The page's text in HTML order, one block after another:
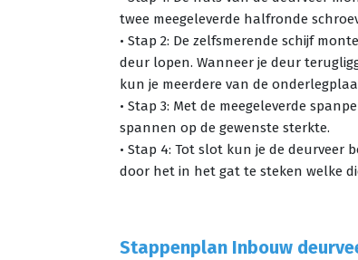
twee meegeleverde halfronde
• Stap 2: De zelfsmerende schijf
deur lopen. Wanneer je deur
kun je meerdere van de
• Stap 3: Met de meegeleverde
spannen op de gewenste sterkte.
• Stap 4: Tot slot kun je de deurveer
door het in het gat te steken welke
Stappenplan Inbouw